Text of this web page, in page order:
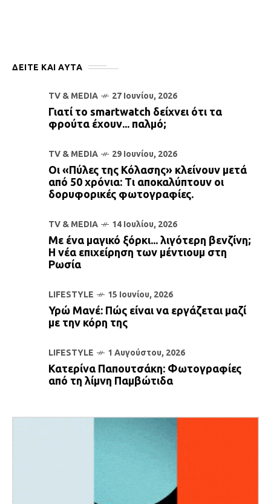
ΔΕΙΤΕ ΚΑΙ ΑΥΤΆ
TV & MEDIA 27 Ιουνίου, 2026
Γιατί το smartwatch δείχνει ότι τα
φρούτα έχουν... παλμό;
TV & MEDIA 29 Ιουνίου, 2026
Οι «Πύλες της Κόλασης» κλείνουν μετά
από 50 χρόνια: Τι αποκαλύπτουν οι
δορυφορικές φωτογραφίες.
TV & MEDIA 14 Ιουλίου, 2026
Με ένα μαγικό ξόρκι... λιγότερη βενζίνη;
Η νέα επιχείρηση των μέντιουμ στη
Ρωσία
LIFESTYLE 15 Ιουνίου, 2026
Υρώ Μανέ: Πώς είναι να εργάζεται μαζί
με την κόρη της
LIFESTYLE 1 Αυγούστου, 2026
Κατερίνα Παπουτσάκη: Φωτογραφίες
από τη λίμνη Παμβώτιδα